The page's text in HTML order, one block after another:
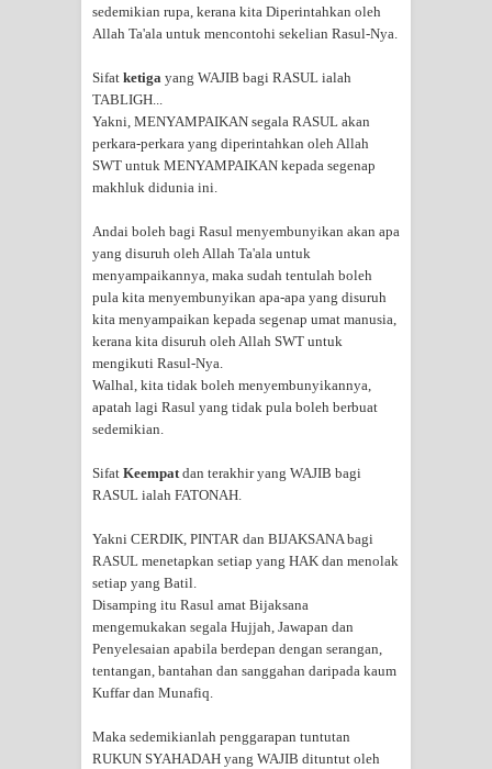
sedemikian rupa, kerana kita Diperintahkan oleh
Allah Ta'ala untuk mencontohi sekelian Rasul-Nya.
Sifat ketiga yang WAJIB bagi RASUL ialah
TABLIGH...
Yakni, MENYAMPAIKAN segala RASUL akan
perkara-perkara yang diperintahkan oleh Allah
SWT untuk MENYAMPAIKAN kepada segenap
makhluk didunia ini.
Andai boleh bagi Rasul menyembunyikan akan apa
yang disuruh oleh Allah Ta'ala untuk
menyampaikannya, maka sudah tentulah boleh
pula kita menyembunyikan apa-apa yang disuruh
kita menyampaikan kepada segenap umat manusia,
kerana kita disuruh oleh Allah SWT untuk
mengikuti Rasul-Nya.
Walhal, kita tidak boleh menyembunyikannya,
apatah lagi Rasul yang tidak pula boleh berbuat
sedemikian.
Sifat Keempatdan terakhir yang WAJIB bagi
RASUL ialah FATONAH.
Yakni CERDIK, PINTAR dan BIJAKSANA bagi
RASUL menetapkan setiap yang HAK dan menolak
setiap yang Batil.
Disamping itu Rasul amat Bijaksana
mengemukakan segala Hujjah, Jawapan dan
Penyelesaian apabila berdepan dengan serangan,
tentangan, bantahan dan sanggahan daripada kaum
Kuffar dan Munafiq.
Maka sedemikianlah penggarapan tuntutan
RUKUN SYAHADAH yang WAJIB dituntut oleh